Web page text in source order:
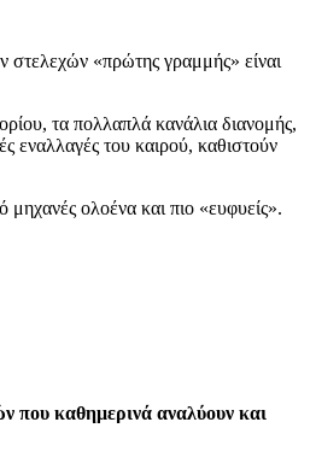
«πρώτης γραμμής» είναι
τα πολλαπλά κανάλια διανομής,
εναλλαγές του καιρού, καθιστούν
ολοένα και πιο «ευφυείς».
που καθημερινά αναλύουν και